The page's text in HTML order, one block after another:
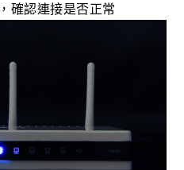
確認連接是否正常